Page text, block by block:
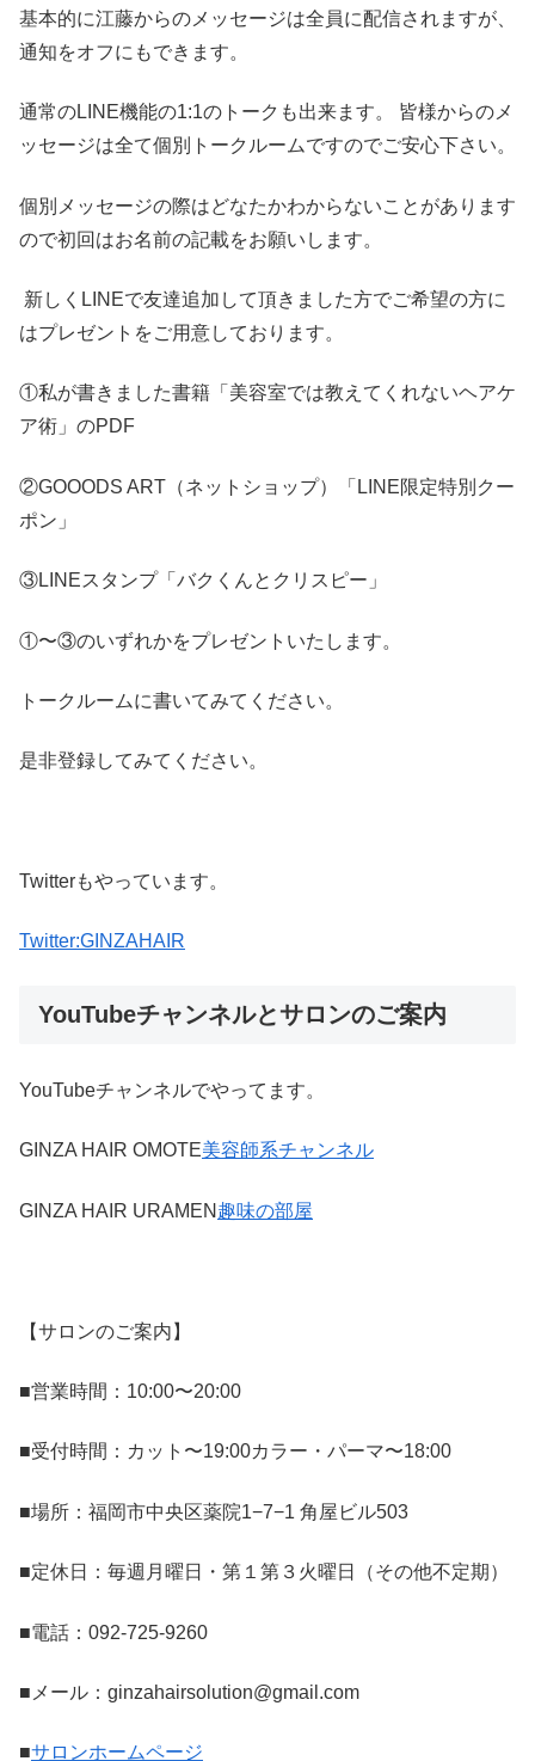
基本的に江藤からのメッセージは全員に配信されますが、
通知をオフにもできます。
通常のLINE機能の1:1のトークも出来ます。 皆様からのメ
ッセージは全て個別トークルームですのでご安心下さい。
個別メッセージの際はどなたかわからないことがあります
ので初回はお名前の記載をお願いします。
新しくLINEで友達追加して頂きました方でご希望の方に
はプレゼントをご用意しております。
①私が書きました書籍「美容室では教えてくれないヘアケ
ア術」のPDF
②GOOODS ART（ネットショップ）「LINE限定特別クー
ポン」
③LINEスタンプ「バクくんとクリスピー」
①〜③のいずれかをプレゼントいたします。
トークルームに書いてみてください。
是非登録してみてください。
Twitterもやっています。
Twitter:GINZAHAIR
YouTubeチャンネルとサロンのご案内
YouTubeチャンネルでやってます。
GINZA HAIR OMOTE美容師系チャンネル
GINZA HAIR URAMEN 趣味の部屋
【サロンのご案内】
■営業時間：10:00〜20:00
■受付時間：カット〜19:00カラー・パーマ〜18:00
■場所：福岡市中央区薬院1−7−1 角屋ビル503
■定休日：毎週月曜日・第１第３火曜日（その他不定期）
■電話：092-725-9260
■メール：ginzahairsolution@gmail.com
■サロンホームページ